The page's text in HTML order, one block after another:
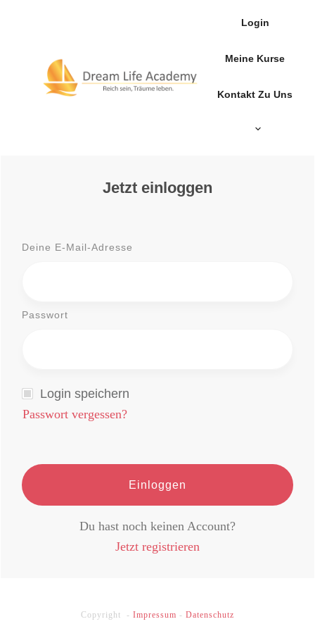
Login
Meine Kurse
Kontakt Zu Uns
Jetzt einloggen
Deine E-Mail-Adresse
Passwort
Login speichern
Passwort vergessen?
Einloggen
Du hast noch keinen Account?
Jetzt registrieren
Copyright - Impressum - Datenschutz